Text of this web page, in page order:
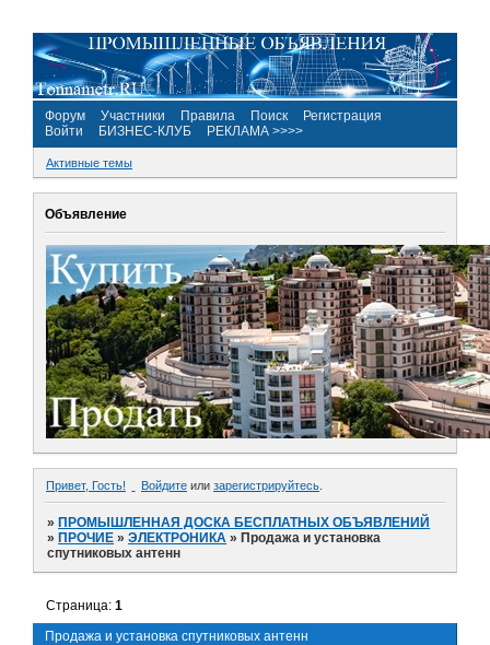
Форум Участники Правила Поиск
Регистрация
Войти
БИЗНЕС-КЛУБ РЕКЛАМА >>>>
Активные темы
Объявление
Привет, Гость! Войдите или зарегистрируйтесь
»ПРОМЫШЛЕННАЯ ДОСКА БЕСПЛАТНЫХ ОБЪЯВЛЕНИЙ
»ПРОЧИЕ »ЭЛЕКТРОНИКА »Продажа и установка
спутниковых антенн
Продажа и установка спутниковых антенн
Страница:1